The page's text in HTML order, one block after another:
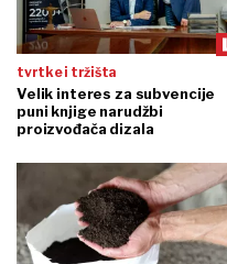
tvrtke i tržišta
Velik interes za subvencije
puni knjige narudžbi
proizvođača dizala